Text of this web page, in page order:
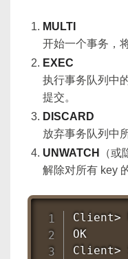
MULTI
开始一个事务，
EXEC
执行事务队列中
提交。
DISCARD
放弃事务队列中
UNWATCH
（
解除对所有 key
Client>
OK
Client>